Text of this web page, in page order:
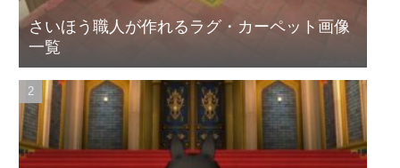
さいほう職人が作れるラグ・カーペット画像
一覧